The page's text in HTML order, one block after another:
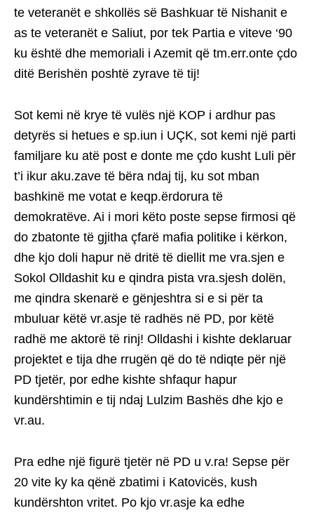
te veteranët e shkollës së Bashkuar të Nishanit e
as te veteranët e Saliut, por tek Partia e viteve ‘90
ku është dhe memoriali i Azemit që tm.err.onte çdo
ditë Berishën poshtë zyrave të tij!
Sot kemi në krye të vulës një KOP i ardhur pas
detyrës si hetues e sp.iun i UÇK, sot kemi një parti
familjare ku atë post e donte me çdo kusht Luli për
t’i ikur aku.zave të bëra ndaj tij, ku sot mban
bashkinë me votat e keqp.ërdorura të
demokratëve. Ai i mori këto poste sepse firmosi që
do zbatonte të gjitha çfarë mafia politike i kërkon,
dhe kjo doli hapur në dritë të diellit me vra.sjen e
Sokol Olldashit ku e qindra pista vra.sjesh dolën,
me qindra skenarë e gënjeshtra si e si për ta
mbuluar këtë vr.asje të radhës në PD, por këtë
radhë me aktorë të rinj! Olldashi i kishte deklaruar
projektet e tija dhe rrugën që do të ndiqte për një
PD tjetër, por edhe kishte shfaqur hapur
kundërshtimin e tij ndaj Lulzim Bashës dhe kjo e
vr.au.
Pra edhe një figurë tjetër në PD u v.ra! Sepse për
20 vite ky ka qënë zbatimi i Katovicës, kush
kundërshton vritet. Po kjo vr.asje ka edhe